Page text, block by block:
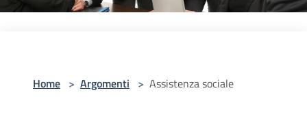
Home > Argomenti > Assistenza sociale